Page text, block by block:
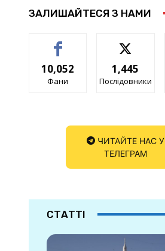
ЗАЛИШАЙТЕСЯ З НАМИ
10,052
Фани
1,445
Послідовники
ЧИТАЙТЕ НАС У
ТЕЛЕГРАМ
СТАТТІ